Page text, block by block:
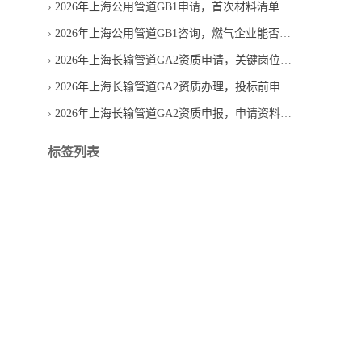
2026年上海公用管道GB1申请，首次材料清单应按什么顺序整理
2026年上海公用管道GB1咨询，燃气企业能否直接申请
2026年上海长输管道GA2资质申请，关键岗位人员必须齐全吗
2026年上海长输管道GA2资质办理，投标前申请是否来得及
2026年上海长输管道GA2资质申报，申请资料怎样减少退回
标签列表